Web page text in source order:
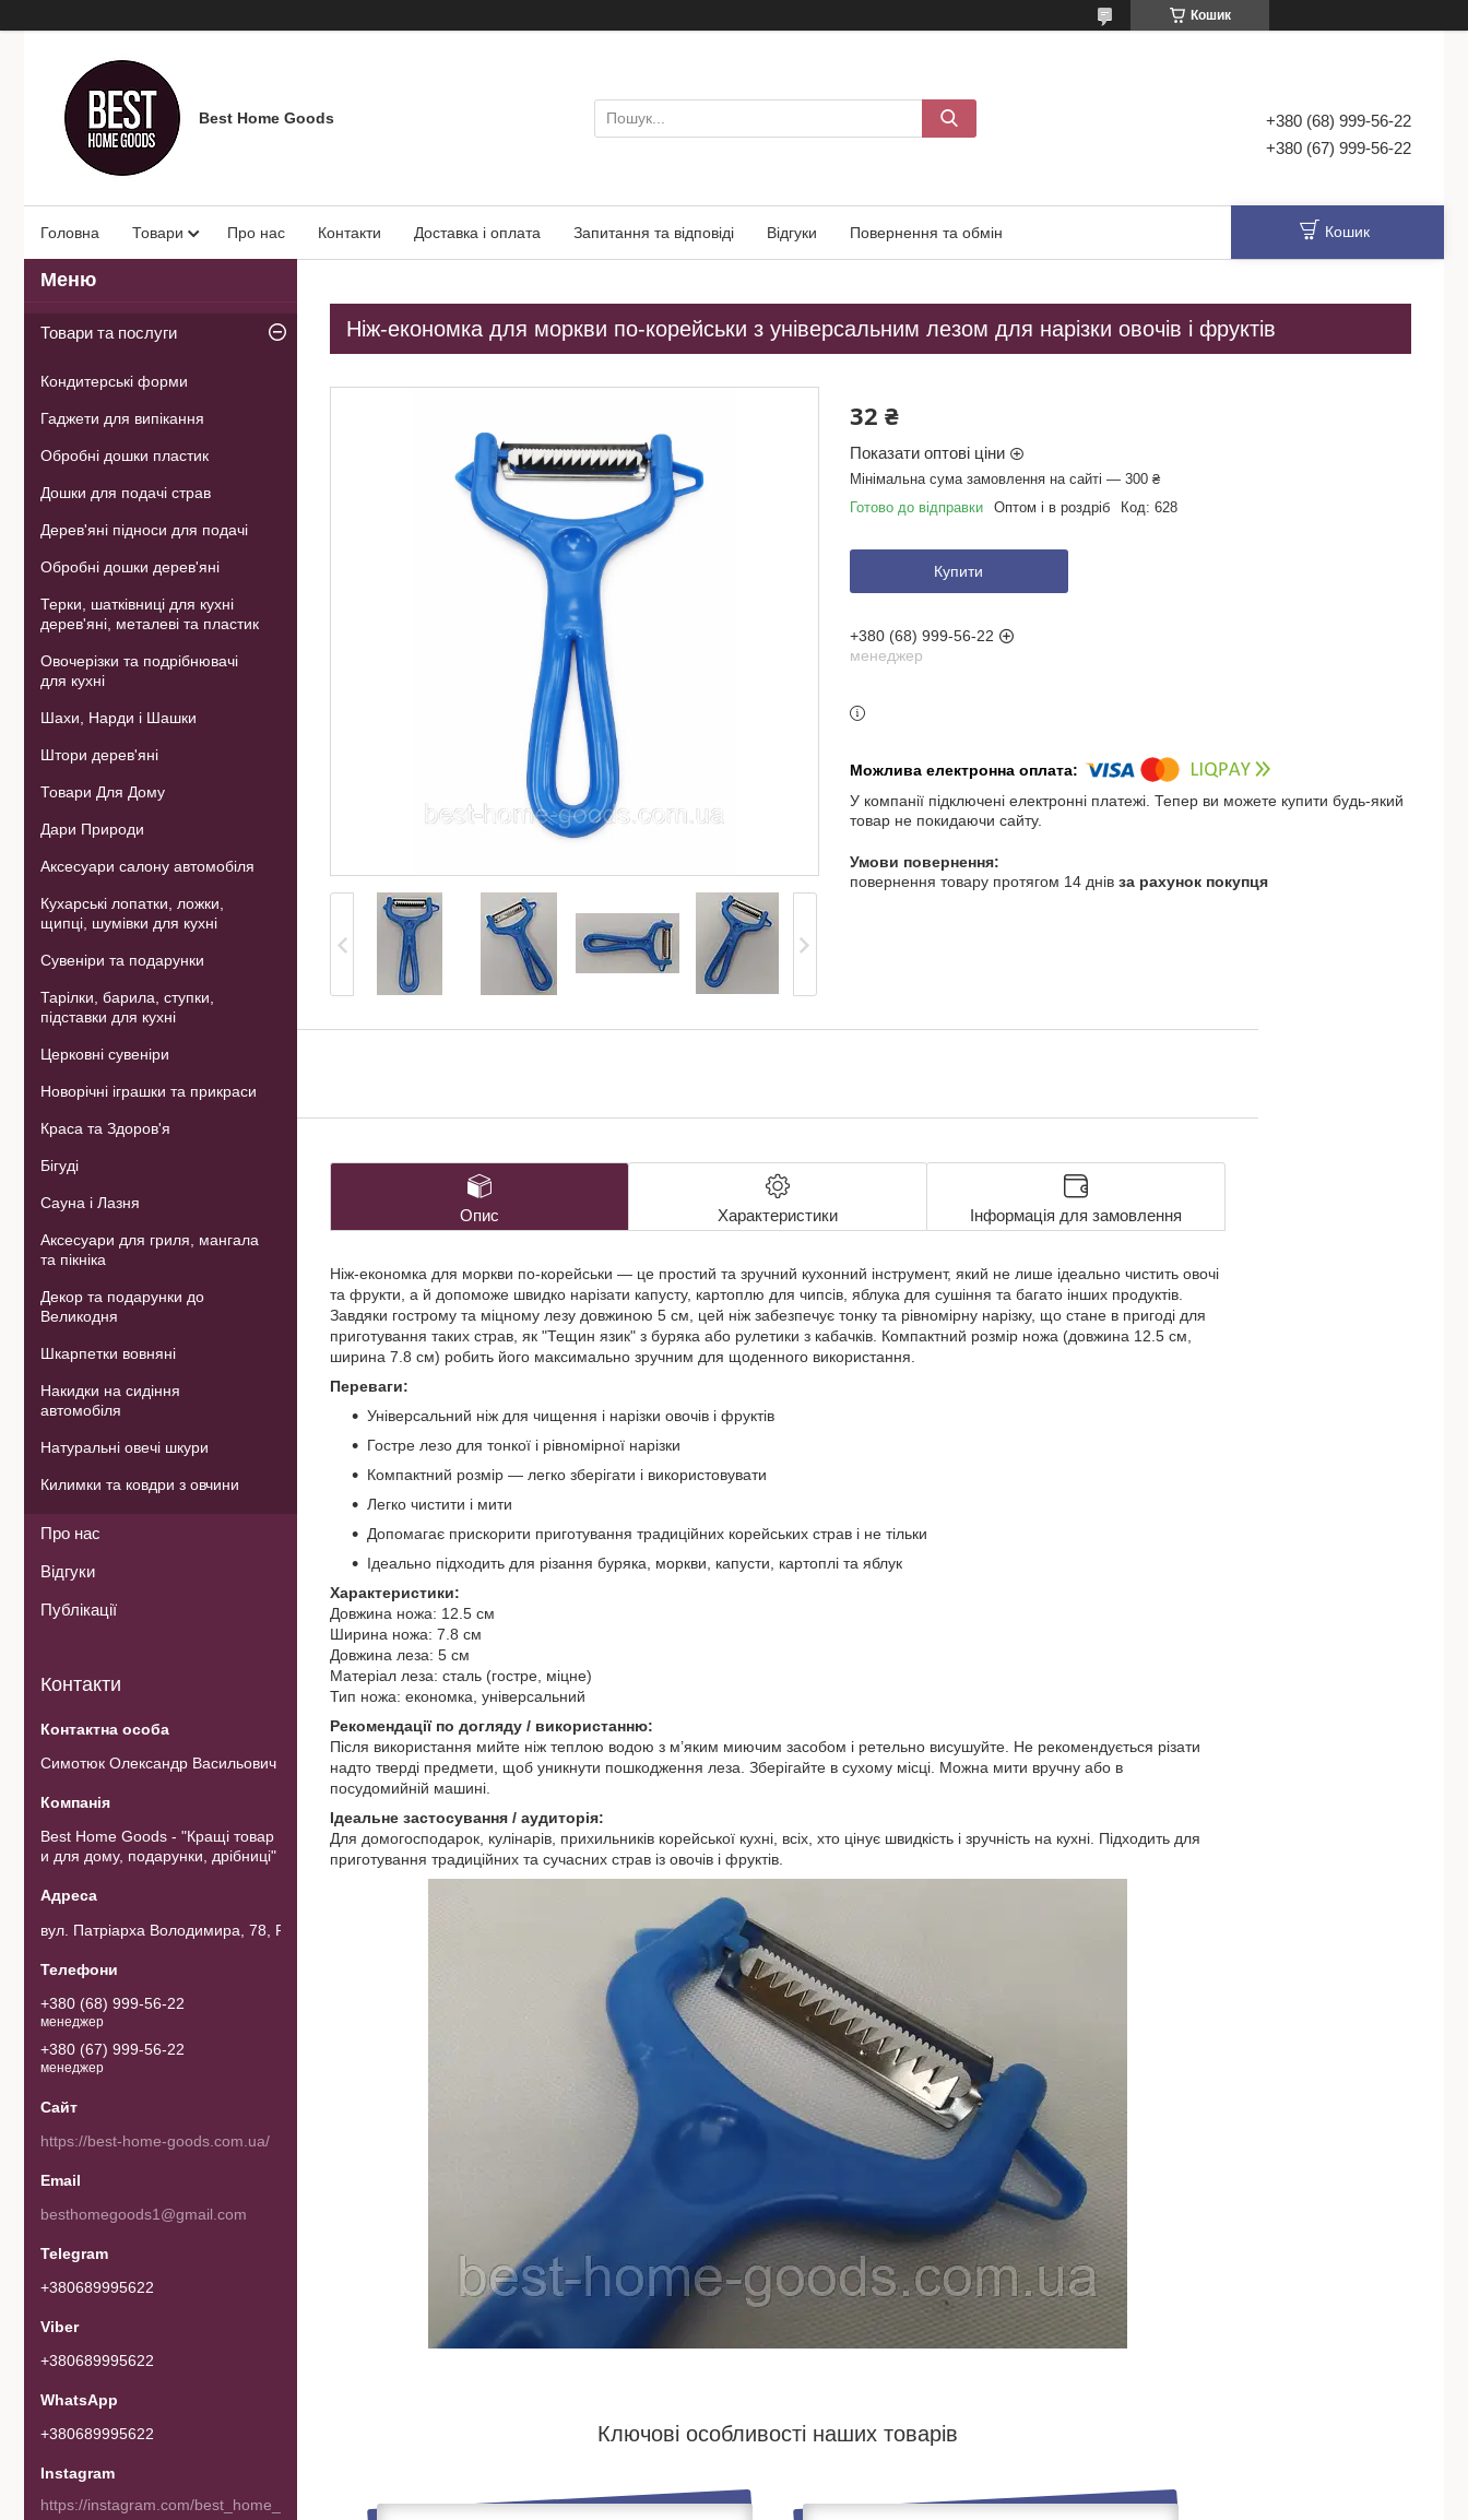
Кошик
Best Home Goods
+380 (68) 999-56-22
+380 (67) 999-56-22
Головна Товари Про нас Контакти Доставка і оплата Запитання та відповіді Відгуки Повернення та обмін Кошик
Ніж-економка для моркви по-корейськи з універсальним лезом для нарізки овочів і фруктів
32 ₴
Показати оптові ціни
Мінімальна сума замовлення на сайті — 300 ₴
Готово до відправки
Оптом і в роздріб Код: 628
Купити
+380 (68) 999-56-22
менеджер
У компанії підключені електронні платежі. Тепер ви можете купити будь-який
товар не покидаючи сайту.
повернення товару протягом 14 днів за рахунок покупця
Опис Характеристики Інформація для замовлення
Ніж-економка для моркви по-корейськи — це простий та зручний кухонний інструмент, який не лише ідеально чистить овочі
та фрукти, а й допоможе швидко нарізати капусту, картоплю для чипсів, яблука для сушіння та багато інших продуктів.
Завдяки гострому та міцному лезу довжиною 5 см, цей ніж забезпечує тонку та рівномірну нарізку, що стане в пригоді для
приготування таких страв, як "Тещин язик" з буряка або рулетики з кабачків. Компактний розмір ножа (довжина 12.5 см,
ширина 7.8 см) робить його максимально зручним для щоденного використання.
Переваги:
Універсальний ніж для чищення і нарізки овочів і фруктів
Гостре лезо для тонкої і рівномірної нарізки
Компактний розмір — легко зберігати і використовувати
Легко чистити і мити
Допомагає прискорити приготування традиційних корейських страв і не тільки
Ідеально підходить для різання буряка, моркви, капусти, картоплі та яблук
Характеристики:
Довжина ножа: 12.5 см
Ширина ножа: 7.8 см
Довжина леза: 5 см
Матеріал леза: сталь (гостре, міцне)
Тип ножа: економка, універсальний
Рекомендації по догляду / використанню:
Після використання мийте ніж теплою водою з м’яким миючим засобом і ретельно висушуйте. Не рекомендується різати
надто тверді предмети, щоб уникнути пошкодження леза. Зберігайте в сухому місці. Можна мити вручну або в
посудомийній машині.
Ідеальне застосування / аудиторія:
Для домогосподарок, кулінарів, прихильників корейської кухні, всіх, хто цінує швидкість і зручність на кухні. Підходить для
приготування традиційних та сучасних страв із овочів і фруктів.
Ключові особливості наших товарів
Товари та послуги
Кондитерські форми
Гаджети для випікання
Обробні дошки пластик
Дошки для подачі страв
Дерев'яні підноси для подачі
Обробні дошки дерев'яні
Терки, шатківниці для кухні
дерев'яні, металеві та пластик
Овочерізки та подрібнювачі
для кухні
Шахи, Нарди і Шашки
Штори дерев'яні
Товари Для Дому
Дари Природи
Аксесуари салону автомобіля
Кухарські лопатки, ложки,
щипці, шумівки для кухні
Сувеніри та подарунки
Тарілки, барила, ступки,
підставки для кухні
Церковні сувеніри
Новорічні іграшки та прикраси
Краса та Здоров'я
Бігуді
Сауна і Лазня
Аксесуари для гриля, мангала
та пікніка
Декор та подарунки до
Великодня
Шкарпетки вовняні
Накидки на сидіння
автомобіля
Натуральні овечі шкури
Килимки та ковдри з овчини
Про нас
Відгуки
Публікації
Контакти
Симотюк Олександр Васильович
Best Home Goods - "Кращі товар
и для дому, подарунки, дрібниці"
вул. Патріарха Володимира, 78, Рожнов, Україна
+380 (68) 999-56-22
менеджер
+380 (67) 999-56-22
менеджер
https://best-home-goods.com.ua/
besthomegoods1@gmail.com
+380689995622
+380689995622
+380689995622
Instagram
https://instagram.com/best_home_goods